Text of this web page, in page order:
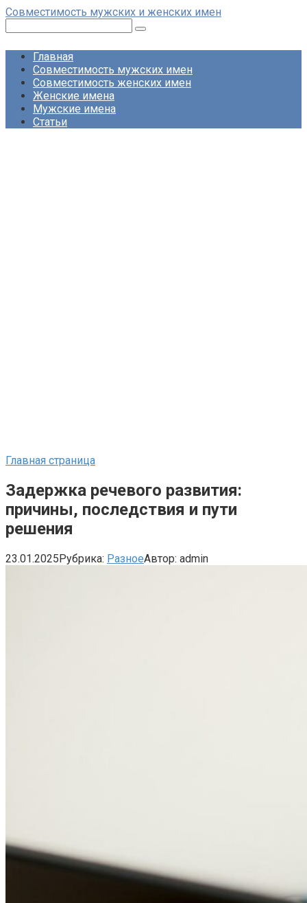
Перейти
контенту
Совместимость мужских и женских имен
Главная
Совместимость мужских имен
Совместимость женских имен
Женские имена
Мужские имена
Статьи
Главная страница
Задержка речевого развития:
причины, последствия и пути
решения
23.01.2025Рубрика: РазноеАвтор: admin